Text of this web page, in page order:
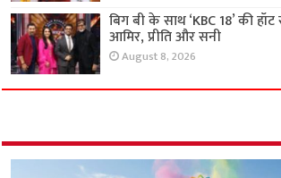
बिग बी के साथ ‘KBC 18’ की
आमिर, प्रीति और सनी
August 8, 2026